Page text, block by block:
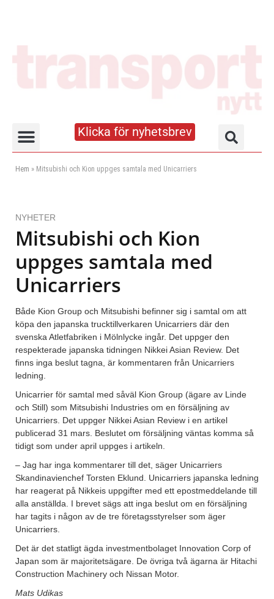
Klicka för nyhetsbrev
Hem » Mitsubishi och Kion uppges samtala med Unicarriers
NYHETER
Mitsubishi och Kion
uppges samtala med
Unicarriers
Både Kion Group och Mitsubishi befinner sig i samtal om att
köpa den japanska trucktillverkaren Unicarriers där den
svenska Atletfabriken i Mölnlycke ingår. Det uppger den
respekterade japanska tidningen Nikkei Asian Review. Det
finns inga beslut tagna, är kommentaren från Unicarriers
ledning.
Unicarrier för samtal med såväl Kion Group (ägare av Linde
och Still) som Mitsubishi Industries om en försäljning av
Unicarriers. Det uppger Nikkei Asian Review i en artikel
publicerad 31 mars. Beslutet om försäljning väntas komma så
tidigt som under april uppges i artikeln.
– Jag har inga kommentarer till det, säger Unicarriers
Skandinavienchef Torsten Eklund. Unicarriers japanska ledning
har reagerat på Nikkeis uppgifter med ett epostmeddelande till
alla anställda. I brevet sägs att inga beslut om en försäljning
har tagits i någon av de tre företagsstyrelser som äger
Unicarriers.
Det är det statligt ägda investmentbolaget Innovation Corp of
Japan som är majoritetsägare. De övriga två ägarna är Hitachi
Construction Machinery och Nissan Motor.
Mats Udikas